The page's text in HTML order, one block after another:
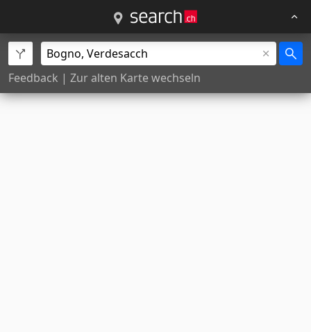
Feedback | Zur alten Karte wechseln